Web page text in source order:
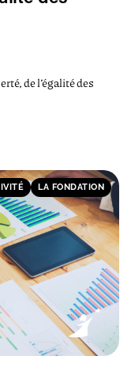
de l’égalité des
LA FONDATION